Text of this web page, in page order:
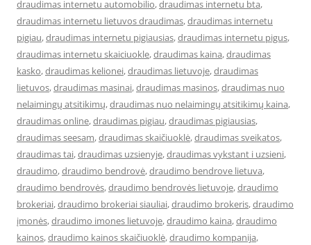
draudimas internetu automobilio,draudimas internetu bta,
draudimas internetu lietuvos draudimas,draudimas internetu
pigiau,draudimas internetu pigiausias,draudimas internetu pigus,
draudimas internetu skaiciuokle,draudimas kaina,draudimas
kasko,draudimas kelionei,draudimas lietuvoje,draudimas
lietuvos,draudimas masinai,draudimas masinos,draudimas nuo
nelaimingų atsitikimų,draudimas nuo nelaimingų atsitikimų kaina,
draudimas online,draudimas pigiau,draudimas pigiausias,
draudimas seesam,draudimas skaičiuoklė,draudimas sveikatos,
draudimas tai,draudimas uzsienyje,draudimas vykstant i uzsieni,
draudimo,draudimo bendrovė,draudimo bendrove lietuva,
draudimo bendrovės,draudimo bendrovės lietuvoje,draudimo
brokeriai,draudimo brokeriai siauliai,draudimo brokeris,draudimo
įmonės,draudimo imones lietuvoje,draudimo kaina,draudimo
kainos,draudimo kainos skaičiuoklė,draudimo kompanija,